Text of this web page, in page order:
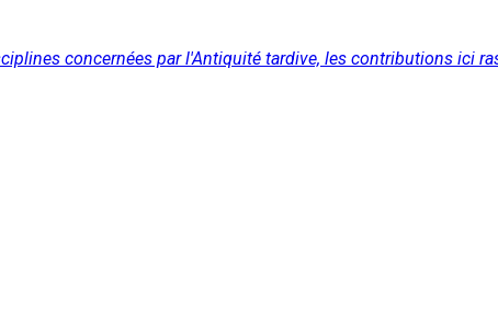
concernées par l'Antiquité tardive, les contributions ici